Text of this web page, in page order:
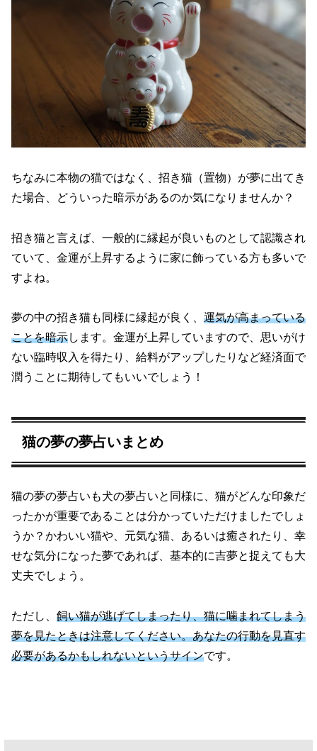
ちなみに本物の猫ではなく、招き猫（置物）が夢に出てき
た場合、どういった暗示があるのか気になりませんか？
招き猫と言えば、一般的に縁起が良いものとして認識され
ていて、金運が上昇するように家に飾っている方も多いで
すよね。
夢の中の招き猫も同様に縁起が良く、 運気が高まっている
ことを暗示します。金運が上昇していますので、思いがけ
ない臨時収入を得たり、給料がアップしたりなど経済面で
潤うことに期待してもいいでしょう！
猫の夢の夢占いまとめ
猫の夢の夢占いも犬の夢占いと同様に、猫がどんな印象だ
ったかが重要であることは分かっていただけましたでしょ
うか？かわいい猫や、元気な猫、あるいは癒されたり、幸
せな気分になった夢であれば、基本的に吉夢と捉えても大
丈夫でしょう。
ただし、 飼い猫が逃げてしまったり、猫に噛まれてしまう
夢を見たときは注意してください。あなたの行動を見直す
必要があるかもしれないというサインです。